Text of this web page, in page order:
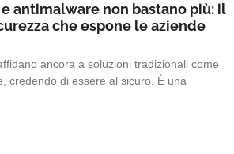
antimalware non bastano più: il
che espone le aziende
ancora a soluzioni tradizionali come
credendo di essere al sicuro. È una